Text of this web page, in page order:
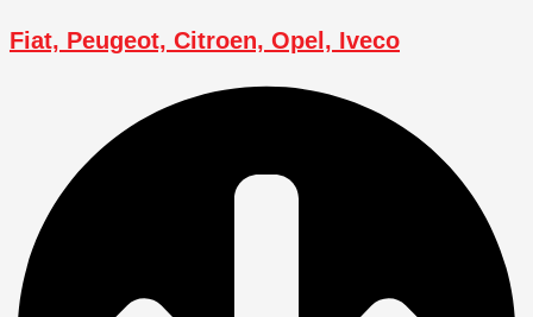
Fiat, Peugeot, Citroen, Opel, Iveco